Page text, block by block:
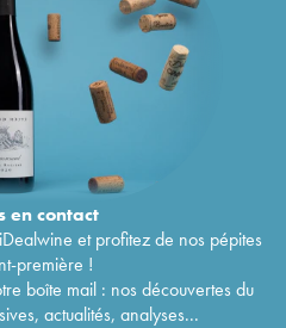
encontact
et profitez de nos pépites
première !
boîte mail : nos découvertes du
actualités, analyses...